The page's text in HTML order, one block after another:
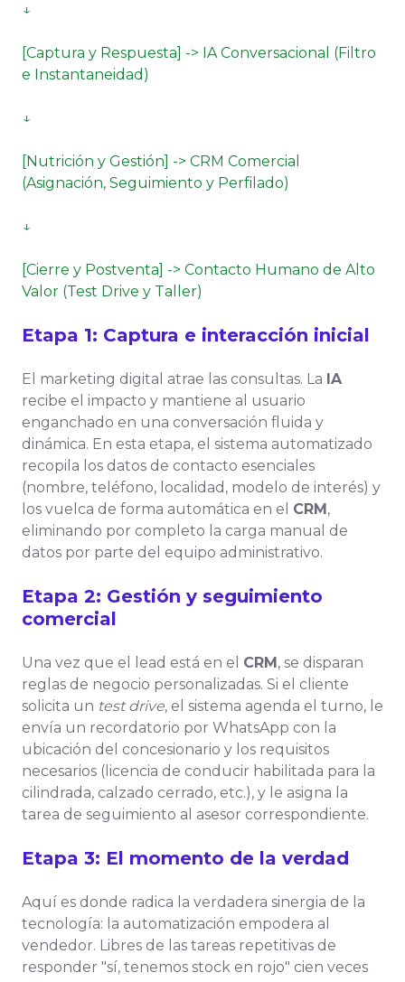
↓
[Captura y Respuesta] -> IA Conversacional (Filtro
e Instantaneidad)
↓
[Nutrición y Gestión] -> CRM Comercial
(Asignación, Seguimiento y Perfilado)
↓
[Cierre y Postventa] -> Contacto Humano de Alto
Valor (Test Drive y Taller)
Etapa 1: Captura e interacción inicial
El marketing digital atrae las consultas. La IA
recibe el impacto y mantiene al usuario
enganchado en una conversación fluida y
dinámica. En esta etapa, el sistema automatizado
recopila los datos de contacto esenciales
(nombre, teléfono, localidad, modelo de interés) y
los vuelca de forma automática en el CRM ,
eliminando por completo la carga manual de
datos por parte del equipo administrativo.
Etapa 2: Gestión y seguimiento
comercial
Una vez que el lead está en el CRM , se disparan
reglas de negocio personalizadas. Si el cliente
solicita un test drive, el sistema agenda el turno, le
envía un recordatorio por WhatsApp con la
ubicación del concesionario y los requisitos
necesarios (licencia de conducir habilitada para la
cilindrada, calzado cerrado, etc.), y le asigna la
tarea de seguimiento al asesor correspondiente.
Etapa 3: El momento de la verdad
Aquí es donde radica la verdadera sinergia de la
tecnología: la automatización empodera al
vendedor. Libres de las tareas repetitivas de
responder "sí, tenemos stock en rojo" cien veces